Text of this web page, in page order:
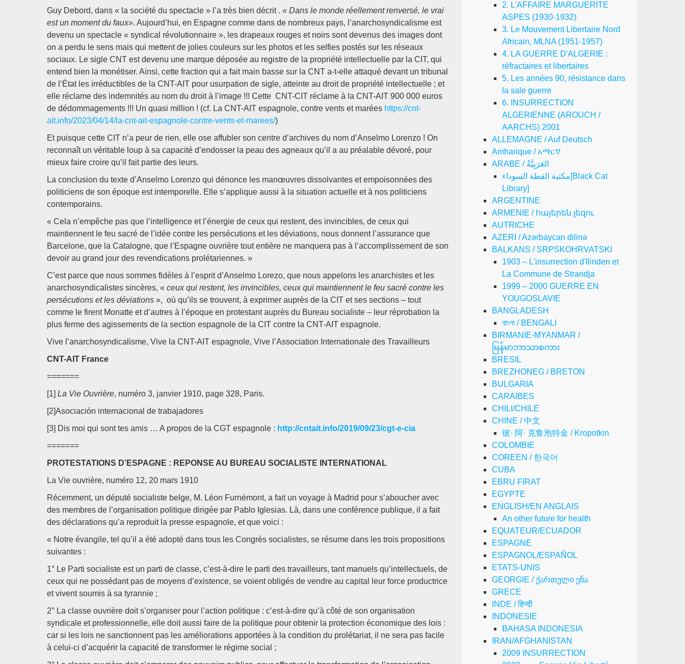
Guy Debord, dans « la société du spectacle » l’a très bien décrit . « Dans le monde réellement renversé, le vrai
est un moment du faux». Aujourd’hui, en Espagne comme dans de nombreux pays, l’anarchosyndicalisme est
devenu un spectacle « syndical révolutionnaire », les drapeaux rouges et noirs sont devenus des images dont
on a perdu le sens mais qui mettent de jolies couleurs sur les photos et les selfies postés sur les réseaux
sociaux. Le sigle CNT est devenu une marque déposée au registre de la propriété intellectuelle par la CIT, qui
entend bien la monétiser. Ainsi, cette fraction qui a fait main basse sur la CNT a-t-elle attaqué devant un tribunal
de l’État les irréductibles de la CNT-AIT pour usurpation de sigle, atteinte au droit de propriété intellectuelle ; et
elle réclame des indemnités au nom du droit à l’image !!! Cette CNT-CIT réclame à la CNT-AIT 900 000 euros
de dédommagements !!! Un quasi million ! (cf. La CNT-AIT espagnole, contre vents et marées https://cnt-
ait.info/2023/04/14/la-cnt-ait-espagnole-contre-vents-et-marees/)
Et puisque cette CIT n’a peur de rien, elle ose affubler son centre d’archives du nom d’Anselmo Lorenzo ! On
reconnaît un véritable loup à sa capacité d’endosser la peau des agneaux qu’il a au préalable dévoré, pour
mieux faire croire qu’il fait partie des leurs.
La conclusion du texte d’Anselmo Lorenzo qui dénonce les manœuvres dissolvantes et empoisonnées des
politiciens de son époque est intemporelle. Elle s’applique aussi à la situation actuelle et à nos politiciens
contemporains.
« Cela n’empêche pas que l’intelligence et l’énergie de ceux qui restent, des invincibles, de ceux qui
maintiennent le feu sacré de l’idée contre les persécutions et les déviations, nous donnent l’assurance que
Barcelone, que la Catalogne, que l’Espagne ouvrière tout entière ne manquera pas à l’accomplissement de son
devoir au grand jour des revendications prolétariennes. »
C’est parce que nous sommes fidèles à l’esprit d’Anselmo Lorezo, que nous appelons les anarchistes et les
anarchosyndicalistes sincères, « ceux qui restent, les invincibles, ceux qui maintiennent le feu sacré contre les
persécutions et les déviations », où qu’ils se trouvent, à exprimer auprès de la CIT et ses sections – tout
comme le firent Monatte et d’autres à l’époque en protestant auprès du Bureau socialiste – leur réprobation la
plus ferme des agissements de la section espagnole de la CIT contre la CNT-AIT espagnole.
Vive l’anarchosyndicalisme, Vive la CNT-AIT espagnole, Vive l’Association Internationale des Travailleurs
CNT-AIT France
=======
[1] La Vie Ouvrière, numéro 3, janvier 1910, page 328, Paris.
[2]Asociación internacional de trabajadores
[3] Dis moi qui sont tes amis … A propos de la CGT espagnole : http://cntait.info/2019/09/23/cgt-e-cia
=======
PROTESTATIONS D’ESPAGNE : REPONSE AU BUREAU SOCIALISTE INTERNATIONAL
La Vie ouvrière, numéro 12, 20 mars 1910
Récemment, un député socialiste belge, M. Léon Furnémont, a fait un voyage à Madrid pour s’aboucher avec
des membres de l’organisation politique dirigée par Pablo Iglesias. Là, dans une conférence publique, il a fait
des déclarations qu’a reproduit la presse espagnole, et que voici :
« Notre évangile, tel qu’il a été adopté dans tous les Congrès socialistes, se résume dans les trois propositions
suivantes :
1° Le Parti socialiste est un parti de classe, c’est-à-dire le parti des travailleurs, tant manuels qu’intellectuels, de
ceux qui ne possédant pas de moyens d’existence, se voient obligés de vendre au capital leur force productrice
et vivent soumis à sa tyrannie ;
2° La classe ouvrière doit s’organiser pour l’action politique : c’est-à-dire qu’à côté de son organisation
syndicale et professionnelle, elle doit aussi faire de la politique pour obtenir la protection économique des lois :
car si les lois ne sanctionnent pas les améliorations apportées à la condition du prolétariat, il ne sera pas facile
à celui-ci d’acquérir la capacité de transformer le régime social ;
2. L'AFFAIRE MARGUERITE
ASPES (1930-1932)
3. Le Mouvement Libertaire Nord
Africain, MLNA (1951-1957)
4. LA GUERRE D'ALGERIE :
réfractaires et libertaires
5. Les années 90, résistance dans
la sale guerre
6. INSURRECTION
ALGERIENNE (AROUCH /
AARCHS) 2001
ALLEMAGNE / Auf Deutsch
Amharique / አማርኛ
ARABE / العَرَبِيَّةُ
مكتبة القطة السوداء[Black Cat
Library]
ARGENTINE
ARMENIE / հայերեն լեզու
AUTRICHE
AZERI / Azərbaycan dilinə
BALKANS / SRPSKOHRVATSKI
1903 – L'insurrection d'Ilinden et
La Commune de Strandja
1999 – 2000 GUERRE EN
YOUGOSLAVIE
BANGLADESH
বাংলা / BENGALI
BIRMANIE-MYANMAR /
မြန်မာဘာသာစကား
BRESIL
BREZHONEG / BRETON
BULGARIA
CARAIBES
CHILI/CHILE
CHINE / 中文
彼· 阿· 克鲁泡特金 / Kropotkin
COLOMBIE
COREEN / 한국어
CUBA
EBRU FIRAT
EGYPTE
ENGLISH/EN ANGLAIS
An other future for health
EQUATEUR/ECUADOR
ESPAGNE
ESPAGNOL/ESPAÑOL
ETATS-UNIS
GEORGIE / ქართული ენა
GRECE
INDE / हिन्दी
INDONESIE
BAHASA INDONESIA
IRAN/AFGHANISTAN
2009 INSURRECTION